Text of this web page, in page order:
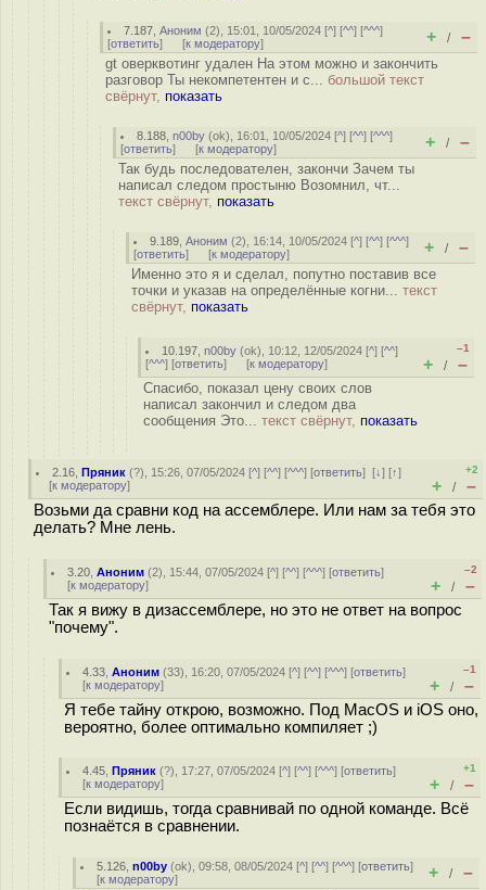
7.187 ,Аноним (2), 15:01, 10/05/2024 [^] [^^] [^^^]
[ответить] [к модератору] + / –
gt оверквотинг удален На этом можно и закончить
разговор Ты некомпетентен и с... большой текст
свёрнут, показать
8.188 ,n00by (ok), 16:01, 10/05/2024 [^] [^^] [^^^]
[ответить] [к модератору] + / –
Так будь последователен, закончи Зачем ты
написал следом простыню Возомнил, чт...
текст свёрнут, показать
9.189 ,Аноним (2), 16:14, 10/05/2024 [^] [^^] [^^^]
[ответить] [к модератору] + / –
Именно это я и сделал, попутно поставив все
точки и указав на определённые когни... текст
свёрнут, показать
10.197 ,n00by (ok), 10:12, 12/05/2024 [^] [^^]
[^^^] [ответить] [к модератору]
–1
+ / –
Спасибо, показал цену своих слов
написал закончил и следом два
сообщения Это... текст свёрнут, показать
2.16 ,Пряник (?), 15:26, 07/05/2024 [^] [^^] [^^^] [ответить][↓] [↑]
[к модератору]
+2
+ / –
Возьми да сравни код на ассемблере. Или нам за тебя это
делать? Мне лень.
3.20 ,Аноним (2), 15:44, 07/05/2024 [^] [^^] [^^^] [ответить]
[к модератору]
–2
+ / –
Так я вижу в дизассемблере, но это не ответ на вопрос
"почему".
4.33 ,Аноним (33), 16:20, 07/05/2024 [^] [^^] [^^^] [ответить]
[к модератору]
–1
+ / –
Я тебе тайну открою, возможно. Под MacOS и iOS оно,
вероятно, более оптимально компиляет ;)
4.45 ,Пряник (?), 17:27, 07/05/2024 [^] [^^] [^^^] [ответить]
[к модератору]
+1
+ / –
Если видишь, тогда сравнивай по одной команде. Всё
познаётся в сравнении.
5.126 ,n00by (ok), 09:58, 08/05/2024 [^] [^^] [^^^] [ответить]
[к модератору] + / –